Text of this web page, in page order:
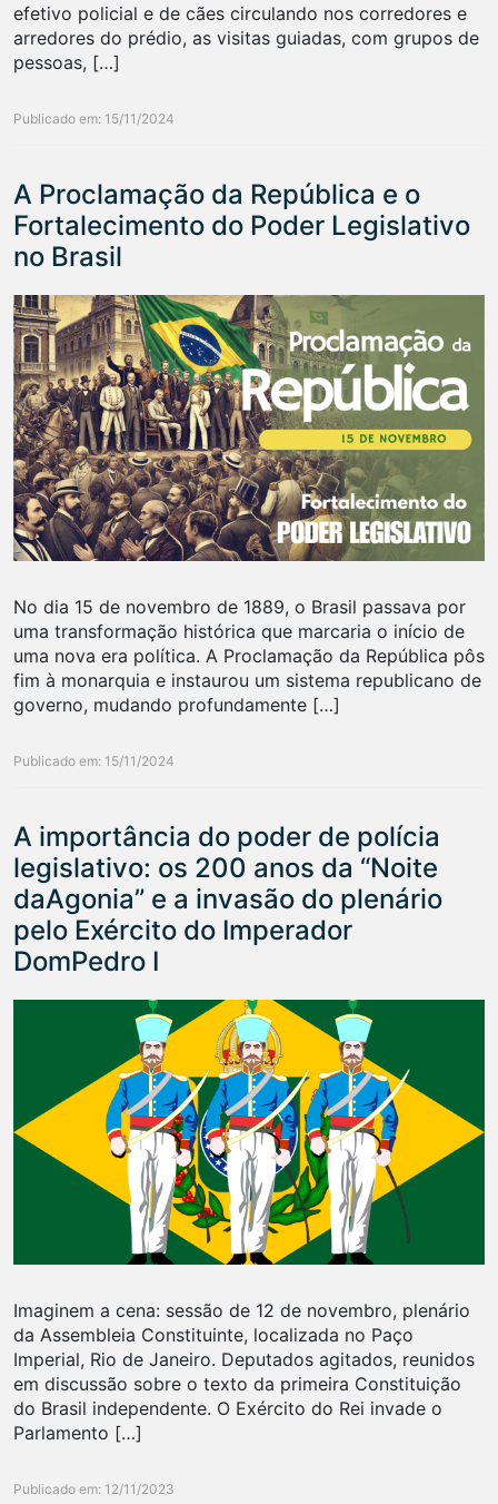
efetivo policial e de cães circulando nos corredores e
arredores do prédio, as visitas guiadas, com grupos de
pessoas, […]
Publicado em: 15/11/2024
A Proclamação da República e o
Fortalecimento do Poder Legislativo
no Brasil
No dia 15 de novembro de 1889, o Brasil passava por
uma transformação histórica que marcaria o início de
uma nova era política. A Proclamação da República pôs
fim à monarquia e instaurou um sistema republicano de
governo, mudando profundamente […]
Publicado em: 15/11/2024
A importância do poder de polícia
legislativo: os 200 anos da “Noite
daAgonia” e a invasão do plenário
pelo Exército do Imperador
DomPedro I
Imaginem a cena: sessão de 12 de novembro, plenário
da Assembleia Constituinte, localizada no Paço
Imperial, Rio de Janeiro. Deputados agitados, reunidos
em discussão sobre o texto da primeira Constituição
do Brasil independente. O Exército do Rei invade o
Parlamento […]
Publicado em: 12/11/2023